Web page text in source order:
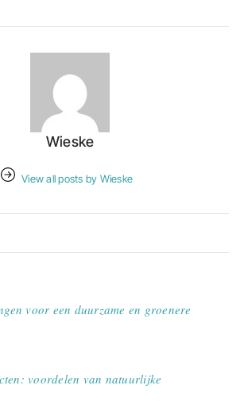
Wieske
View all posts by Wieske
voor een duurzame en groenere
voordelen van natuurlijke